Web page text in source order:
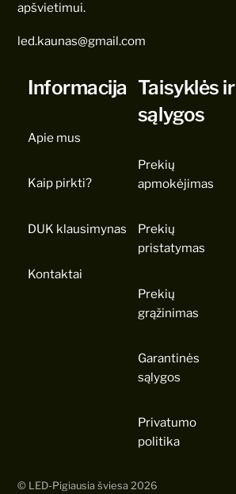
apšvietimui.
led.kaunas@gmail.com
Informacija
Apie mus
Kaip pirkti?
DUK klausimynas
Kontaktai
Taisyklės ir
sąlygos
Prekių
apmokėjimas
Prekių
pristatymas
Prekių
grąžinimas
Garantinės
sąlygos
Privatumo
politika
© LED-Pigiausia šviesa 2026